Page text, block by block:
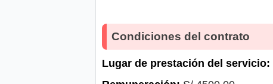
Condiciones del contrato
Lugar de prestación del servicio: